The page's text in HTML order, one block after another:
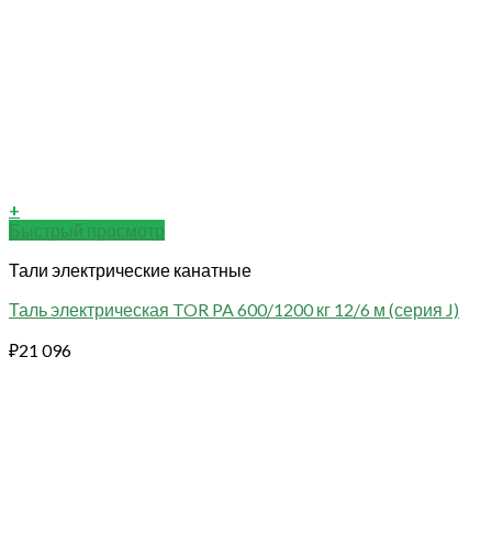
+
Быстрый просмотр
Тали электрические канатные
Таль электрическая TOR PA 600/1200 кг 12/6 м (серия J)
₽21 096